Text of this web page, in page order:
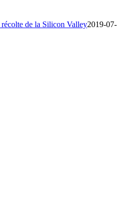
de la Silicon Valley2019-07-